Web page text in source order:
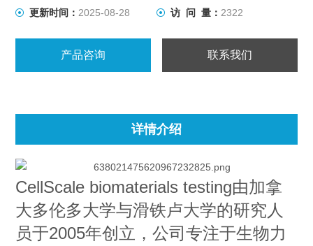
更新时间： 2025-08-28 访 问 量： 2322
产品咨询 联系我们
详情介绍
CellScale biomaterials testing由加拿
大多伦多大学与滑铁卢大学的研究人
员于2005年创立，公司专注于生物力